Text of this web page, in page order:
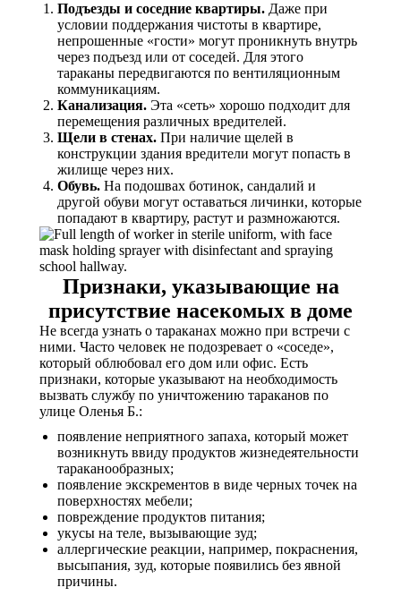
Подъезды и соседние квартиры. Даже при
условии поддержания чистоты в квартире,
непрошенные «гости» могут проникнуть внутрь
через подъезд или от соседей. Для этого
тараканы передвигаются по вентиляционным
коммуникациям.
Канализация. Эта «сеть» хорошо подходит для
перемещения различных вредителей.
Щели в стенах. При наличие щелей в
конструкции здания вредители могут попасть в
жилище через них.
Обувь. На подошвах ботинок, сандалий и
другой обуви могут оставаться личинки, которые
попадают в квартиру, растут и размножаются.
Признаки, указывающие на
присутствие насекомых в доме
Не всегда узнать о тараканах можно при встречи с
ними. Часто человек не подозревает о «соседе»,
который облюбовал его дом или офис. Есть
признаки, которые указывают на необходимость
вызвать службу по уничтожению тараканов по
улице Оленья Б.:
появление неприятного запаха, который может
возникнуть ввиду продуктов жизнедеятельности
тараканообразных;
появление экскрементов в виде черных точек на
поверхностях мебели;
повреждение продуктов питания;
укусы на теле, вызывающие зуд;
аллергические реакции, например, покраснения,
высыпания, зуд, которые появились без явной
причины.